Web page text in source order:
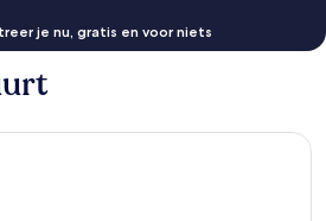
je nu, gratis en voor niets